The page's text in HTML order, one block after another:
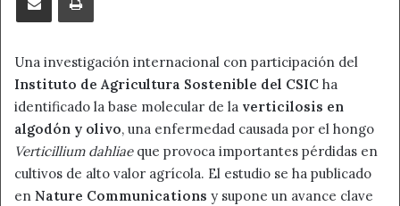
Una investigación internacional con participación del
Instituto de Agricultura Sostenible del CSIC ha
identificado la base molecular de la verticilosis en
algodón y olivo, una enfermedad causada por el hongo
Verticillium dahliaeque provoca importantes pérdidas en
cultivos de alto valor agrícola. El estudio se ha publicado
en Nature Communications y supone un avance clave